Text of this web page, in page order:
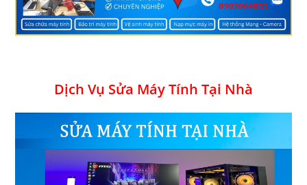
Dịch Vụ Sửa Máy Tính Tại Nhà